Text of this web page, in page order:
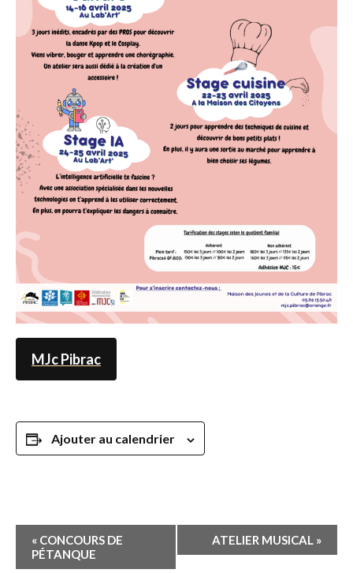
MJc Pibrac
Ajouter au calendrier
Navigation
Évènement
« CONCOURS DE
PÉTANQUE
ATELIER MUSICAL »